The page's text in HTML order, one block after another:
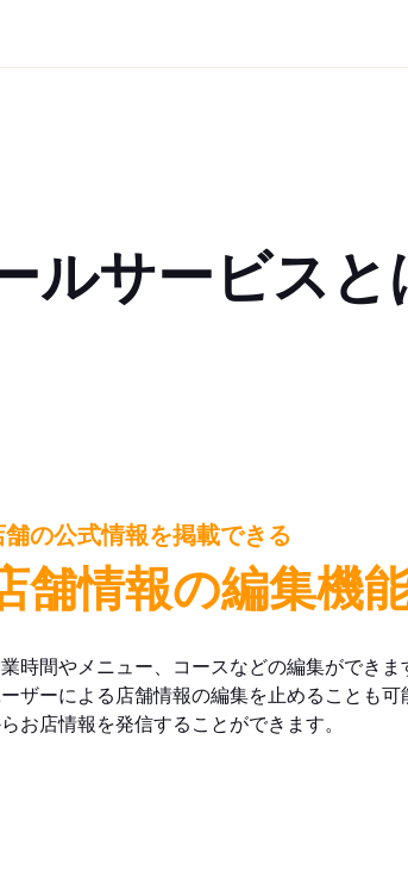
ルサービスと
舗の公式情報を掲載できる
舗情報の編集機
時間やメニュー、コースなどの編集ができま
ザーによる店舗情報の編集を止めることも
お店情報を発信することができます。